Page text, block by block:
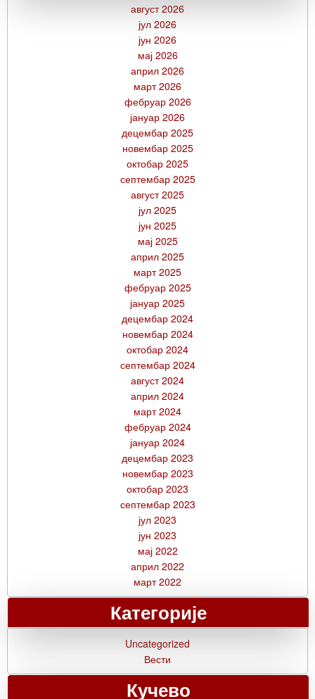
август 2026
јул 2026
јун 2026
мај 2026
април 2026
март 2026
фебруар 2026
јануар 2026
децембар 2025
новембар 2025
октобар 2025
септембар 2025
август 2025
јул 2025
јун 2025
мај 2025
април 2025
март 2025
фебруар 2025
јануар 2025
децембар 2024
новембар 2024
октобар 2024
септембар 2024
август 2024
април 2024
март 2024
фебруар 2024
јануар 2024
децембар 2023
новембар 2023
октобар 2023
септембар 2023
јул 2023
јун 2023
мај 2022
април 2022
март 2022
Категорије
Uncategorized
Вести
Кучево